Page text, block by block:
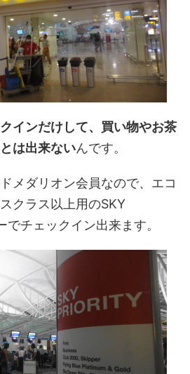
インだけして、買い物やお茶
は出来ないんです。
メダリオン会員なので、エコ
クラス以上用のSKY
でチェックイン出来ます。